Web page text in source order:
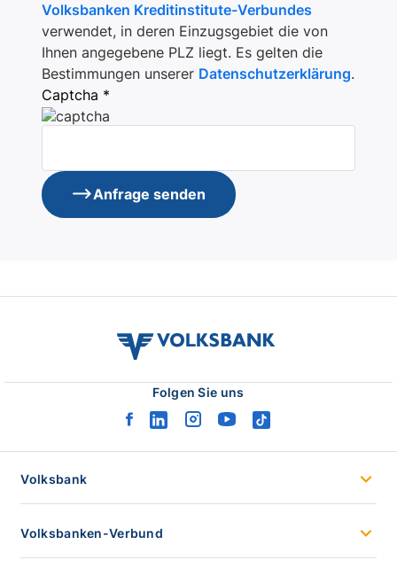
Volksbanken Kreditinstitute-Verbundes
verwendet, in deren Einzugsgebiet die von
Ihnen angegebene PLZ liegt. Es gelten die
Bestimmungen unserer Datenschutzerklärung.
Captcha *
Anfrage senden
volksbank
Folgen Sie uns
facebook
linkedininstagram
youtubetiktok
Volksbank
Volksbanken-Verbund